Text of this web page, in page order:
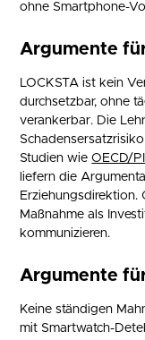
ohne Smartphone-
Argumente
LOCKSTA ist kein
durchsetzbar, ohne
verankerbar. Die
Studien wieOECD/
liefern die
Erziehungsdirektion.
Maßnahme als
kommunizieren.
Argumente
Keine ständigen
mit Smartwatch-